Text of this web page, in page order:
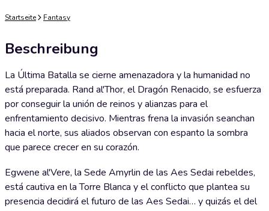
Startseite Fantasy
Beschreibung
La Última Batalla se cierne amenazadora y la humanidad no
está preparada. Rand al'Thor, el Dragón Renacido, se esfuerza
por conseguir la unión de reinos y alianzas para el
enfrentamiento decisivo. Mientras frena la invasión seanchan
hacia el norte, sus aliados observan con espanto la sombra
que parece crecer en su corazón.
Egwene al'Vere, la Sede Amyrlin de las Aes Sedai rebeldes,
está cautiva en la Torre Blanca y el conflicto que plantea su
presencia decidirá el futuro de las Aes Sedai… y quizás el del